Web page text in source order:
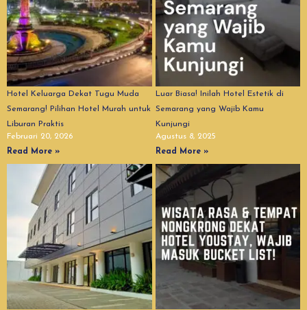
Hotel Keluarga Dekat Tugu Muda
Semarang! Pilihan Hotel Murah untuk
Liburan Praktis
Februari 20, 2026
Read More »
Luar Biasa! Inilah Hotel Estetik di
Semarang yang Wajib Kamu
Kunjungi
Agustus 8, 2025
Read More »